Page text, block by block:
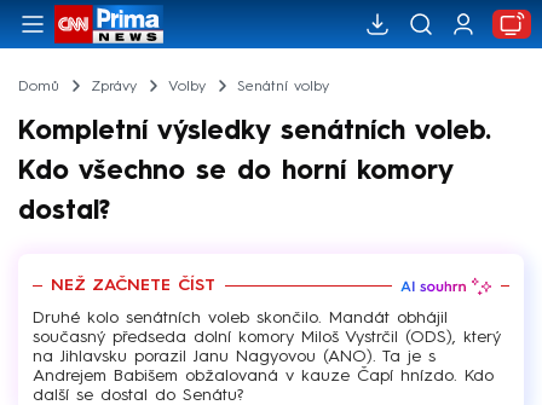
Domů Zprávy Volby Senátní volby
Kompletní výsledky senátních voleb.
Kdo všechno se do horní komory
dostal?
NEŽ ZAČNETE ČÍST
Druhé kolo senátních voleb skončilo. Mandát obhájil
současný předseda dolní komory Miloš Vystrčil (ODS), který
na Jihlavsku porazil Janu Nagyovou (ANO). Ta je s
Andrejem Babišem obžalovaná v kauze Čapí hnízdo. Kdo
další se dostal do Senátu?